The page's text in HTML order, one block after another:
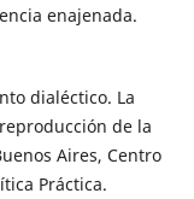
enajenada.
dialéctico. La
de la
Aires, Centro
Práctica.